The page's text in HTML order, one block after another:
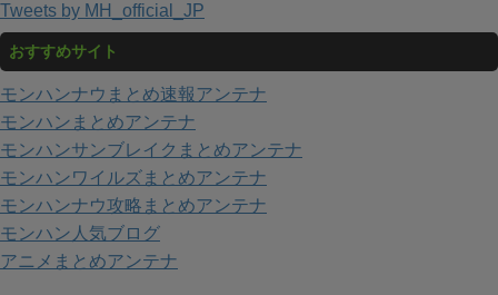
Tweets by MH_official_JP
おすすめサイト
モンハンナウまとめ速報アンテナ
モンハンまとめアンテナ
モンハンサンブレイクまとめアンテナ
モンハンワイルズまとめアンテナ
モンハンナウ攻略まとめアンテナ
モンハン人気ブログ
アニメまとめアンテナ